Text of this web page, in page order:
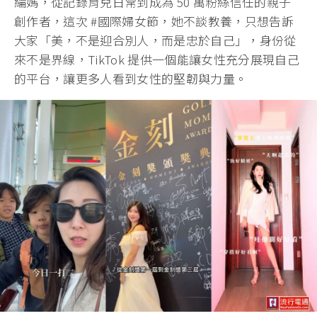
創作者，這次 #國際婦女節，她不談教養，只想告訴
大家「美，不是迎合別人，而是忠於自己」，身份從
來不是界線，TikTok 提供一個能讓女性充分展現自己
的平台，讓更多人看到女性的堅韌與力量。